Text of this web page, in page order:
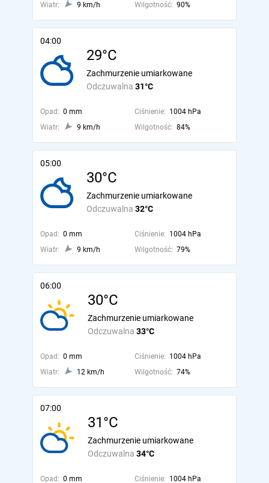
Wiatr:
9 km/h Wilgotność: 90%
04:00
29°C
Odczuwalna 31°C
Zachmurzenie umiarkowane
Opad: 0 mm Ciśnienie: 1004 hPa
Wiatr:
9 km/h Wilgotność: 84%
05:00
30°C
Odczuwalna 32°C
Zachmurzenie umiarkowane
Opad: 0 mm Ciśnienie: 1004 hPa
Wiatr:
9 km/h Wilgotność: 79%
06:00
30°C
Odczuwalna 33°C
Zachmurzenie umiarkowane
Opad: 0 mm Ciśnienie: 1004 hPa
Wiatr:
12 km/h Wilgotność: 74%
07:00
31°C
Odczuwalna 34°C
Zachmurzenie umiarkowane
Opad: 0 mm Ciśnienie: 1004 hPa